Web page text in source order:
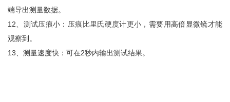
端导出测量数据。
12、测试压痕小：压痕比里氏硬度计更小，需要用高倍显微镜才能
观察到。
13、测量速度快：可在2秒内输出测试结果。